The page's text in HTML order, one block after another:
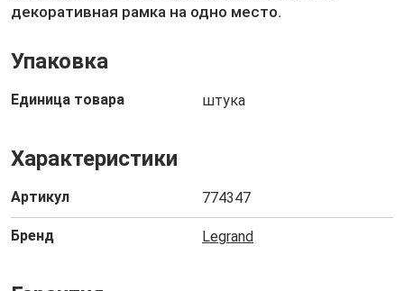
декоративная рамка на одно место.
Упаковка
Единица товара штука
Характеристики
Артикул 774347
Бренд Legrand